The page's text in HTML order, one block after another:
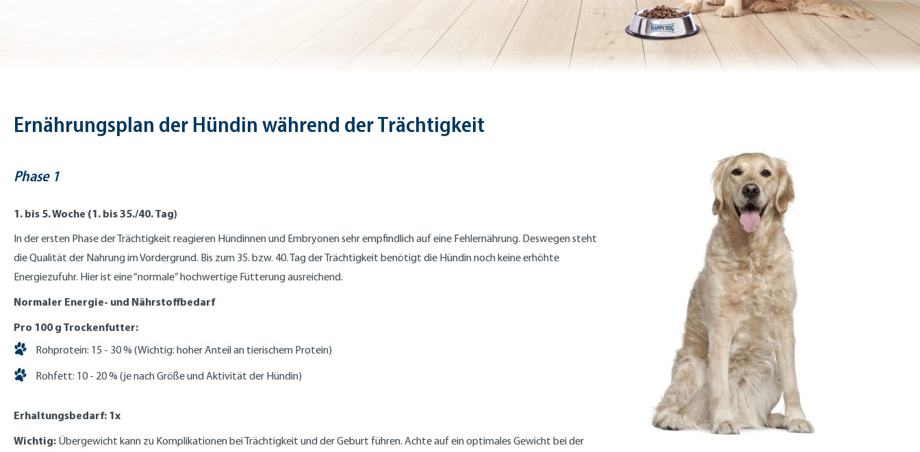
Ernährungsplan der Hündin während der Trächtigkeit
Phase 1
1. bis 5. Woche (1. bis 35./40. Tag)
In der ersten Phase der Trächtigkeit reagieren Hündinnen und Embryonen sehr empfindlich auf eine Fehlernährung. Deswegen steht
die Qualität der Nahrung im Vordergrund. Bis zum 35. bzw. 40. Tag der Trächtigkeit benötigt die Hündin noch keine erhöhte
Energiezufuhr. Hier ist eine “normale” hochwertige Fütterung ausreichend.
Normaler Energie- und Nährstoffbedarf
Pro 100 g Trockenfutter:
Rohprotein: 15 - 30 % (Wichtig: hoher Anteil an tierischem Protein)
Rohfett: 10 - 20 % (je nach Größe und Aktivität der Hündin)
Erhaltungsbedarf: 1x
Wichtig: Übergewicht kann zu Komplikationen bei Trächtigkeit und der Geburt führen. Achte auf ein optimales Gewicht bei der